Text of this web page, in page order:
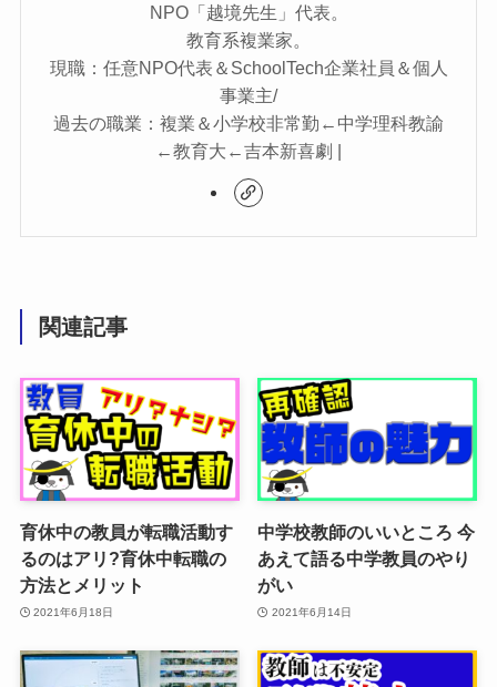
NPO「越境先生」代表。
教育系複業家。
現職：任意NPO代表＆SchoolTech企業社員＆個人
事業主/
過去の職業：複業＆小学校非常勤←中学理科教諭
←教育大←吉本新喜劇 |
関連記事
育休中の教員が転職活動す
るのはアリ?育休中転職の
方法とメリット
2021年6月18日
中学校教師のいいところ 今
あえて語る中学教員のやり
がい
2021年6月14日